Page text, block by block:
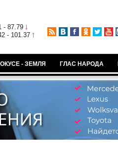
- 87.79
- 101.37
- ЗЕМЛЯ ГЛАС НАРОДА